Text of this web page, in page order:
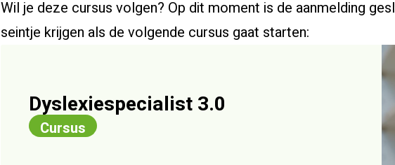
Wil je deze cursus volgen? Op dit moment is de aanmelding
seintje krijgen als de volgende cursus gaat starten:
Dyslexiespecialist 3.0
Cursus